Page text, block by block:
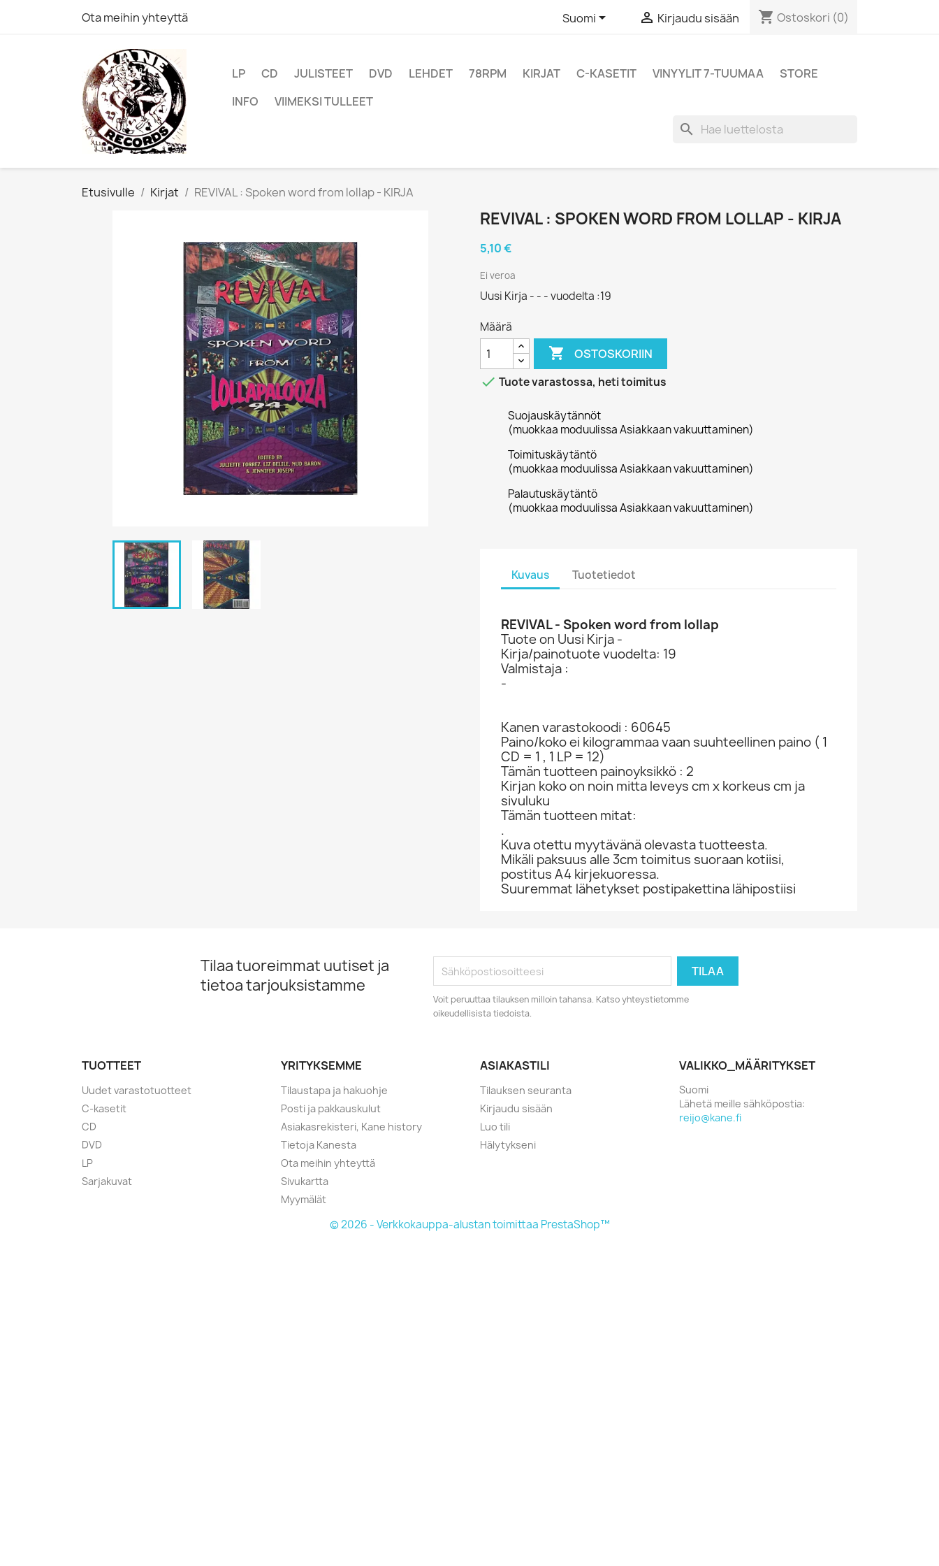
Ota meihin yhteyttä Suomi  Kirjaudu sisään shopping_cart Ostoskori (0)
LP CD JULISTEET DVD LEHDET 78RPM KIRJAT C-KASETIT VINYYLIT 7-TUUMAA
STORE
INFO
VIIMEKSI TULLEET
search
Etusivulle Kirjat REVIVAL : Spoken word from lollap - KIRJA
REVIVAL : SPOKEN WORD FROM LOLLAP - KIRJA
5,10 €
Ei veroa
Uusi Kirja - - - vuodelta :19
Määrä
 OSTOSKORIIN
 Tuote varastossa, heti toimitus
Suojauskäytännöt
(muokkaa moduulissa Asiakkaan vakuuttaminen)
Toimituskäytäntö
(muokkaa moduulissa Asiakkaan vakuuttaminen)
Palautuskäytäntö
(muokkaa moduulissa Asiakkaan vakuuttaminen)
Kuvaus Tuotetiedot
REVIVAL - Spoken word from lollap
Tuote on Uusi Kirja -
Kirja/painotuote vuodelta: 19
Valmistaja :
-
Kanen varastokoodi : 60645
Paino/koko ei kilogrammaa vaan suuhteellinen paino ( 1
CD = 1 , 1 LP = 12)
Tämän tuotteen painoyksikkö : 2
Kirjan koko on noin mitta leveys cm x korkeus cm ja
sivuluku
Tämän tuotteen mitat:
.
Kuva otettu myytävänä olevasta tuotteesta.
Mikäli paksuus alle 3cm toimitus suoraan kotiisi,
postitus A4 kirjekuoressa.
Suuremmat lähetykset postipakettina lähipostiisi
Tilaa tuoreimmat uutiset ja
tietoa tarjouksistamme
Voit peruuttaa tilauksen milloin tahansa. Katso yhteystietomme
oikeudellisista tiedoista.
TUOTTEET
Uudet varastotuotteet
C-kasetit
CD
DVD
LP
Sarjakuvat
YRITYKSEMME
Tilaustapa ja hakuohje
Posti ja pakkauskulut
Asiakasrekisteri, Kane history
Tietoja Kanesta
Ota meihin yhteyttä
Sivukartta
Myymälät
ASIAKASTILI
Tilauksen seuranta
Kirjaudu sisään
Luo tili
Hälytykseni
VALIKKO_MÄÄRITYKSET
Suomi
Lähetä meille sähköpostia:
reijo@kane.fi
© 2026 - Verkkokauppa-alustan toimittaa PrestaShop™